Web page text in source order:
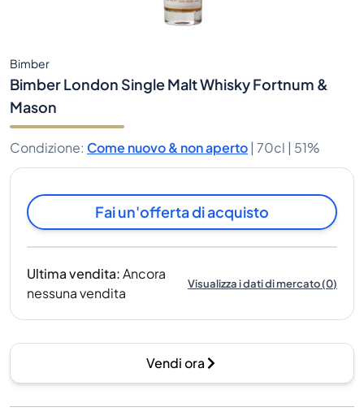
Bimber
Bimber London Single Malt Whisky Fortnum &
Mason
Condizione: Come nuovo & non aperto | 70cl | 51%
Fai un'offerta di acquisto
Ultima vendita:Ancora
nessuna vendita
Visualizza i dati di mercato(0)
Vendi ora